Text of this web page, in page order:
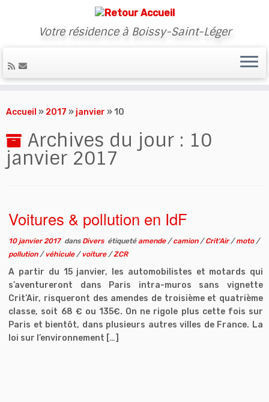
to
Votre résidence à Boissy-Saint-Léger
Accueil » 2017 » janvier » 10
Archives du jour : 10
janvier 2017
Voitures & pollution en IdF
10 janvier 2017dans Divers étiquetéamende /camion /Crit'Air/moto /
pollution /véhicule /voiture /ZCR
A partir du 15 janvier, les automobilistes et motards qui
s’aventureront dans Paris intra-muros sans vignette
Crit’Air, risqueront des amendes de troisième et quatrième
classe, soit 68 € ou 135€. On ne rigole plus cette fois sur
Paris et bientôt, dans plusieurs autres villes de France. La
loi sur l’environnement […]